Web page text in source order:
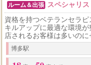
ルーム＆出張 スペシャリ
資格を持つベテランセラ
キルアップに最適な環境
店されるお客様は多いのに
博多駅